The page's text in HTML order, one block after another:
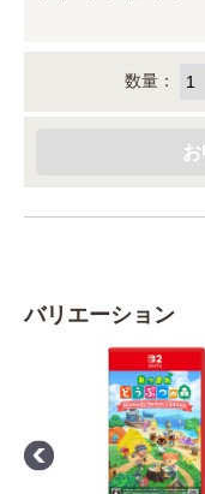
数量：
バリエーション